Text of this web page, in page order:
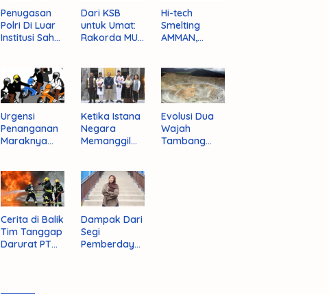
Penugasan
Polri Di Luar
Institusi Sah
Hukum
Administrasi
Negara
Dari KSB
untuk Umat:
Rakorda MUI
Kebangkitan
Moral Para
Ulama
Hi-tech
Smelting
AMMAN,
Rajai
Produsen
Tembaga
Dunia
Urgensi
Penanganan
Maraknya
Sumbawa
Barat
Ketika Istana
Negara
Memanggil
Evolusi Dua
Wajah
Tambang
Cerita di Balik
Tim Tanggap
Darurat PT
Dampak Dari
Segi
Pemberdaya